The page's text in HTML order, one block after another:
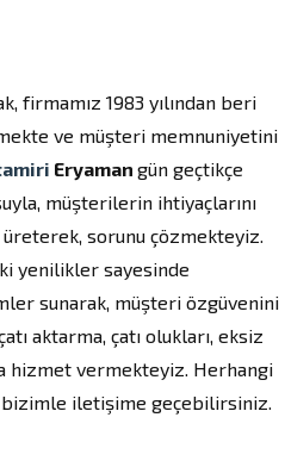
firmamız 1983 yılından beri
ve müşteri memnuniyetini
Eryaman gün geçtikçe
müşterilerin ihtiyaçlarını
sorunu çözmekteyiz.
yenilikler sayesinde
sunarak, müşteri özgüvenini
aktarma, çatı olukları, eksiz
hizmet vermekteyiz. Herhangi
bizimle iletişime geçebilirsiniz.